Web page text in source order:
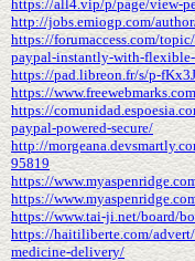
https://all4.vip/p/page/view-
http://jobs.emiogp.com/
https://forumaccess.com/
paypal-instantly-with-
https://pad.libreon.fr/s/p-
https://
https://
paypal-powered-secure/
http://
95819
https://
https://
https://www.tai-ji.net/board/
https://haitiliberte.com/
medicine-delivery/